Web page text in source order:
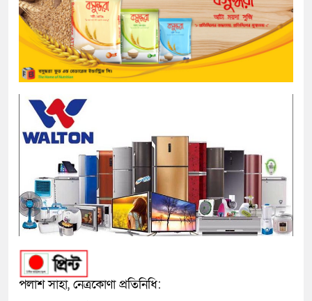
পলাশ সাহা, নেত্রকোণা প্রতিনিধি: